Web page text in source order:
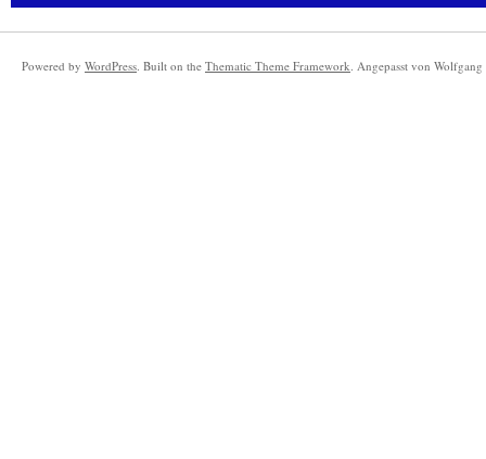
Powered by WordPress. Built on the Thematic Theme Framework. Angepasst von